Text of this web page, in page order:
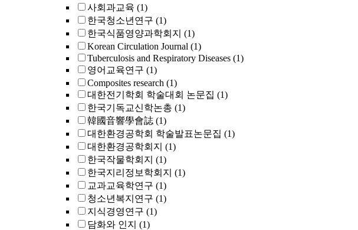
사회과교육 (1)
한국청소년연구 (1)
한국식품영양과학회지 (1)
Korean Circulation Journal (1)
Tuberculosis and Respiratory Diseases (1)
영어교육연구 (1)
Composites research (1)
대한전기학회 학술대회 논문집 (1)
한국기독교신학논총 (1)
韓國音響學會誌 (1)
대한환경공학회 학술발표논문집 (1)
대한환경공학회지 (1)
한국작물학회지 (1)
한국지리정보학회지 (1)
교과교육학연구 (1)
청소년복지연구 (1)
지식경영연구 (1)
담화와 인지 (1)